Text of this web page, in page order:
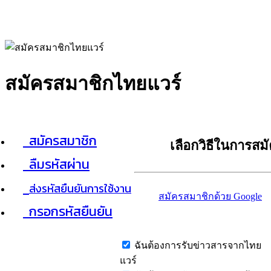
สมัครสมาชิกไทยแวร์
สมัครสมาชิก
ลืมรหัสผ่าน
ส่งรหัสยืนยันการใช้งาน
กรอกรหัสยืนยัน
เลือกวิธีในการส
สมัครสมาชิกด้วย Google
ฉันต้องการรับข่าวสารจากไทย
แวร์